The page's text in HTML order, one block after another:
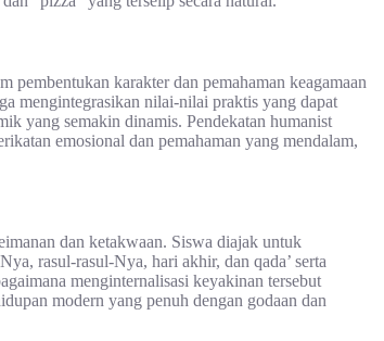
pembentukan karakter dan pemahaman keagamaan
mengintegrasikan nilai-nilai praktis yang dapat
yang semakin dinamis. Pendekatan humanist
emosional dan pemahaman yang mendalam,
dan ketakwaan. Siswa diajak untuk
rasul-rasul-Nya, hari akhir, dan qada’ serta
menginternalisasi keyakinan tersebut
modern yang penuh dengan godaan dan